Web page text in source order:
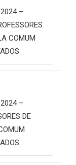
–
COMUM
–
DE